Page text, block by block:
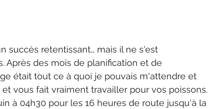
succès retentissant… mais il ne s'est
Après des mois de planification et de
était tout ce à quoi je pouvais m'attendre et
vous fait vraiment travailler pour vos poissons.
à 04h30 pour les 16 heures de route jusqu'à la